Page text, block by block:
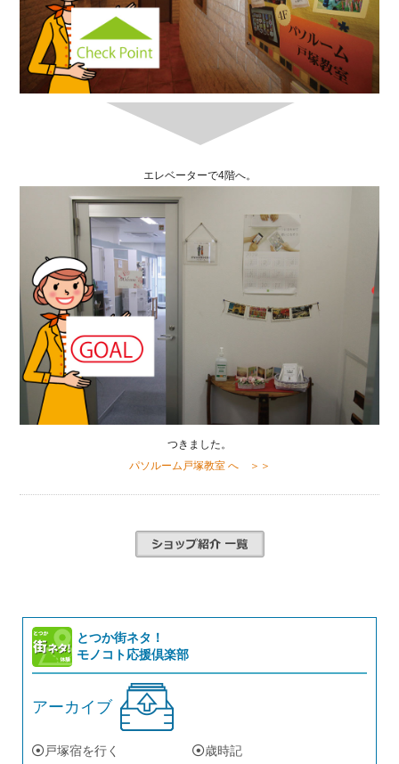
エレベーターで4階へ。
つきました。
パソルーム戸塚教室 へ ＞＞
とつか街ネタ！
モノコト応援倶楽部
アーカイブ
戸塚宿を行く
歳時記